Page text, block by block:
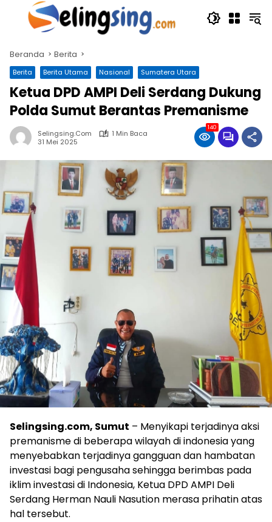
Langsung
Beranda Berita
Berita Berita Utama Nasional Sumatera Utara
Ketua DPD AMPI Deli Serdang Dukung
Polda Sumut Berantas Premanisme
Selingsing.com
1 Min Baca
31 Mei 2025
140
Selingsing.com, Sumut – Menyikapi terjadinya aksi
premanisme di beberapa wilayah di indonesia yang
menyebabkan terjadinya gangguan dan hambatan
investasi bagi pengusaha sehingga berimbas pada
iklim investasi di Indonesia, Ketua DPD AMPI Deli
Serdang Herman Nauli Nasution merasa prihatin atas
hal tersebut.